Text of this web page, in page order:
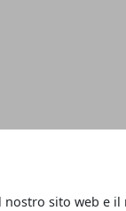
sito web e il